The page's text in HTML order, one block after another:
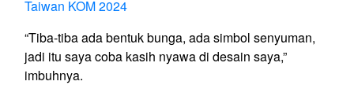
Taiwan KOM 2024
“Tiba-tiba ada bentuk bunga, ada simbol senyuman,
jadi itu saya coba kasih nyawa di desain saya,”
imbuhnya.